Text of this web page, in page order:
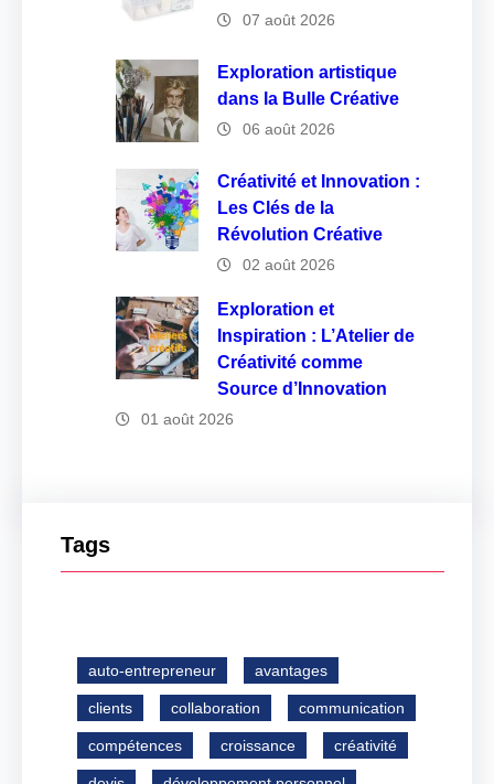
07 août 2026
Exploration artistique
dans la Bulle Créative
06 août 2026
Créativité et Innovation :
Les Clés de la
Révolution Créative
02 août 2026
Exploration et
Inspiration : L’Atelier de
Créativité comme
Source d’Innovation
01 août 2026
Tags
auto-entrepreneur avantages
clients collaboration communication
compétences croissance créativité